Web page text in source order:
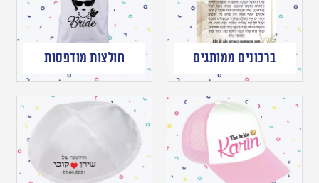
ברכונים ממותגים חולצות מודפסות